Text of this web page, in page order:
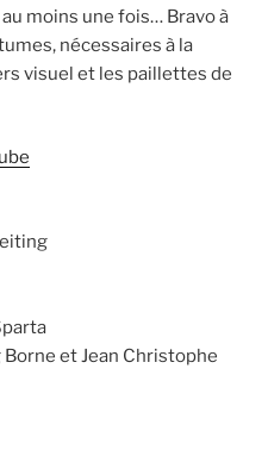
moins une fois… Bravo à
nécessaires à la
visuel et les paillettes de
et Jean Christophe